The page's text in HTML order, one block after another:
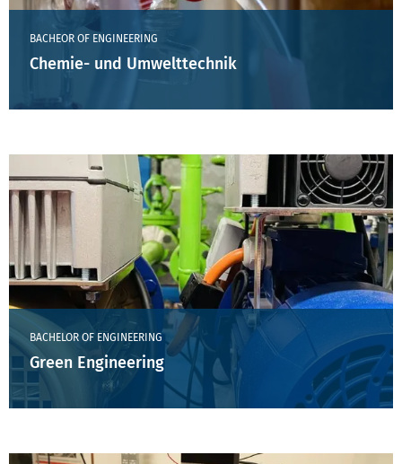
BACHEOR OF ENGINEERING
Chemie- und Umwelttechnik
BACHELOR OF ENGINEERING
Green Engineering